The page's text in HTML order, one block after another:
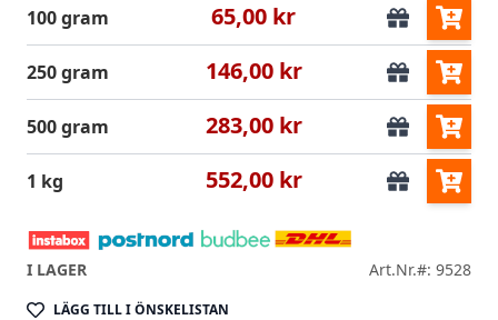
100 gram 65,00 kr
250 gram 146,00 kr
500 gram 283,00 kr
1 kg 552,00 kr
I LAGER Art.Nr.#: 9528
LÄGG TILL I ÖNSKELISTAN